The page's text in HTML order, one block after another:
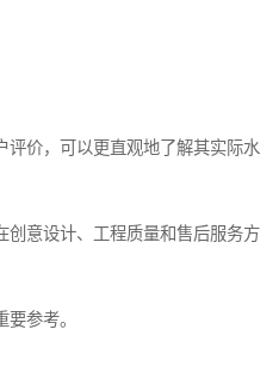
评价，可以更直观地了解其实际水
意设计、工程质量和售后服务方
参考。